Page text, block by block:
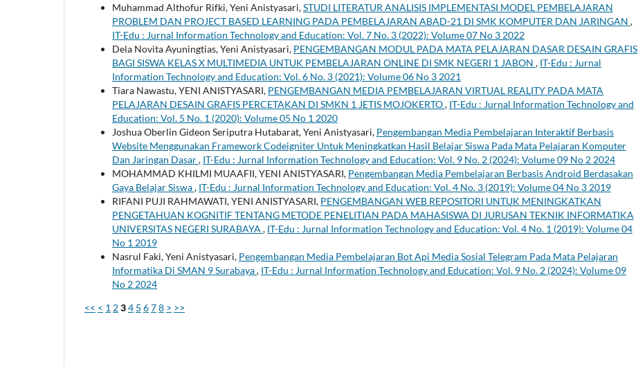
Muhammad Althofur Rifki, Yeni Anistyasari,STUDI LITERATUR ANALISIS IMPLEMENTASI MODEL PEMBELAJARAN
PROBLEM DAN PROJECT BASED LEARNING PADA PEMBELAJARAN ABAD-21 DI SMK KOMPUTER DAN JARINGAN ,
IT-Edu : Jurnal Information Technology and Education: Vol. 7 No. 3 (2022): Volume 07 No 3 2022
Dela Novita Ayuningtias, Yeni Anistyasari, PENGEMBANGAN MODUL PADA MATA PELAJARAN DASAR DESAIN GRAFIS
BAGI SISWA KELAS X MULTIMEDIA UNTUK PEMBELAJARAN ONLINE DI SMK NEGERI 1 JABON , IT-Edu : Jurnal
Information Technology and Education: Vol. 6 No. 3 (2021): Volume 06 No 3 2021
Tiara Nawastu, YENI ANISTYASARI, PENGEMBANGAN MEDIA PEMBELAJARAN VIRTUAL REALITY PADA MATA
PELAJARAN DESAIN GRAFIS PERCETAKAN DI SMKN 1 JETIS MOJOKERTO, IT-Edu : Jurnal Information Technology and
Education: Vol. 5 No. 1 (2020): Volume 05 No 1 2020
Joshua Oberlin Gideon Seriputra Hutabarat, Yeni Anistyasari, Pengembangan Media Pembelajaran Interaktif Berbasis
Website Menggunakan Framework Codeigniter Untuk Meningkatkan Hasil Belajar Siswa Pada Mata Pelajaran Komputer
Dan Jaringan Dasar, IT-Edu : Jurnal Information Technology and Education: Vol. 9 No. 2 (2024): Volume 09 No 2 2024
MOHAMMAD KHILMI MUAAFII, YENI ANISTYASARI, Pengembangan Media Pembelajaran Berbasis Android Berdasakan
Gaya Belajar Siswa, IT-Edu : Jurnal Information Technology and Education: Vol. 4 No. 3 (2019): Volume 04 No 3 2019
RIFANI PUJI RAHMAWATI, YENI ANISTYASARI, PENGEMBANGAN WEB REPOSITORI UNTUK MENINGKATKAN
PENGETAHUAN KOGNITIF TENTANG METODE PENELITIAN PADA MAHASISWA DI JURUSAN TEKNIK INFORMATIKA
UNIVERSITAS NEGERI SURABAYA , IT-Edu : Jurnal Information Technology and Education: Vol. 4 No. 1 (2019): Volume 04
No 1 2019
Nasrul Faki, Yeni Anistyasari, Pengembangan Media Pembelajaran Bot Api Media Sosial Telegram Pada Mata Pelajaran
Informatika Di SMAN 9 Surabaya, IT-Edu : Jurnal Information Technology and Education: Vol. 9 No. 2 (2024): Volume 09
No 2 2024
<< < 1 234 5 678 > >>